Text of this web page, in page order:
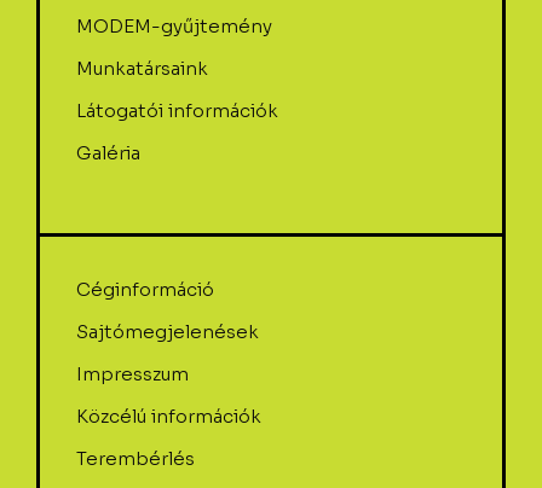
MODEM-gyűjtemény
Munkatársaink
Látogatói információk
Galéria
Céginformáció
Sajtómegjelenések
Impresszum
Közcélú információk
Terembérlés